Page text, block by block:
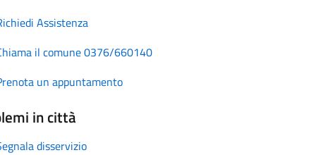
Assistenza
il comune 0376/660140
un appuntamento
in città
disservizio